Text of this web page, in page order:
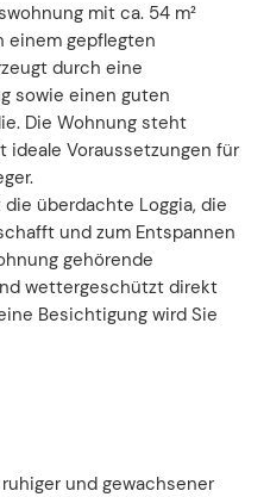
mit ca. 54 m²
einem gepflegten
durch eine
sowie einen guten
Die Wohnung steht
Voraussetzungen für
überdachte Loggia, die
und zum Entspannen
gehörende
wettergeschützt direkt
Besichtigung wird Sie
und gewachsener